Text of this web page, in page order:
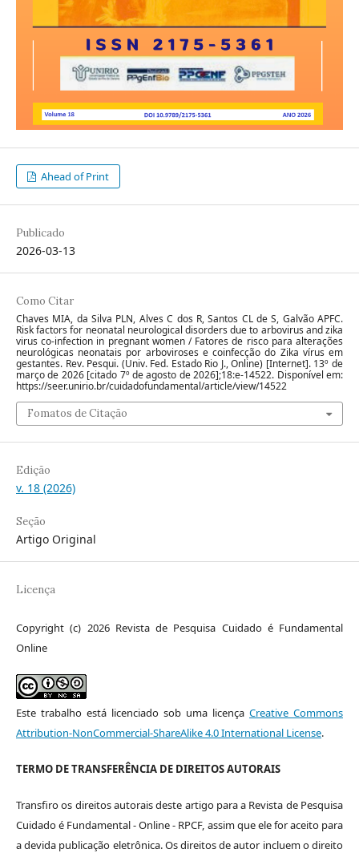
Ahead of Print
Publicado
2026-03-13
Como Citar
Chaves MIA, da Silva PLN, Alves C dos R, Santos CL de S, Galvão APFC.
Risk factors for neonatal neurological disorders due to arbovirus and zika
virus co-infection in pregnant women / Fatores de risco para alterações
neurológicas neonatais por arboviroses e coinfecção do Zika vírus em
gestantes. Rev. Pesqui. (Univ. Fed. Estado Rio J., Online) [Internet]. 13º de
março de 2026 [citado 7º de agosto de 2026];18:e-14522. Disponível em:
https://seer.unirio.br/cuidadofundamental/article/view/14522
Fomatos de Citação
Edição
v. 18 (2026)
Seção
Artigo Original
Licença
Copyright (c) 2026 Revista de Pesquisa Cuidado é Fundamental
Online
Este trabalho está licenciado sob uma licença Creative Commons
Attribution-NonCommercial-ShareAlike 4.0 International License.
TERMO DE TRANSFERÊNCIA DE DIREITOS AUTORAIS
Transfiro os direitos autorais deste artigo para a Revista de Pesquisa
Cuidado é Fundamental - Online - RPCF, assim que ele for aceito para
a devida publicação eletrônica. Os direitos de autor incluem o direito